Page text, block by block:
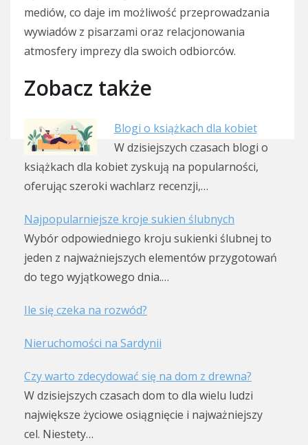
mediów, co daje im możliwość przeprowadzania
wywiadów z pisarzami oraz relacjonowania
atmosfery imprezy dla swoich odbiorców.
Zobacz także
Blogi o książkach dla kobiet
W dzisiejszych czasach blogi o
książkach dla kobiet zyskują na popularności,
oferując szeroki wachlarz recenzji,…
Najpopularniejsze kroje sukien ślubnych
Wybór odpowiedniego kroju sukienki ślubnej to
jeden z najważniejszych elementów przygotowań
do tego wyjątkowego dnia.…
Ile się czeka na rozwód?
Nieruchomości na Sardynii
Czy warto zdecydować się na dom z drewna?
W dzisiejszych czasach dom to dla wielu ludzi
największe życiowe osiągnięcie i najważniejszy
cel. Niestety…